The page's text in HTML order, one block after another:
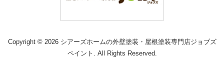
Copyright © 2026 シアーズホームの外壁塗装・屋根塗装専門店ジョブズ
ペイント. All Rights Reserved.